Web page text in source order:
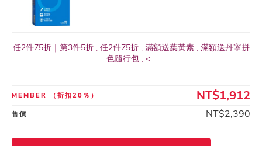
任2件75折｜第3件5折 , 任2件75折 , 滿額送葉黃素 , 滿額送丹寧拼
色隨行包 , <...
MEMBER （折扣20％） NT$1,912
售價 NT$2,390